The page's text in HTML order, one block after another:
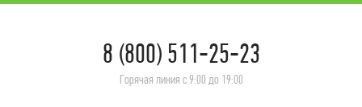
8 (800) 511-25-23
Горячая линия с 9:00 до 19:00